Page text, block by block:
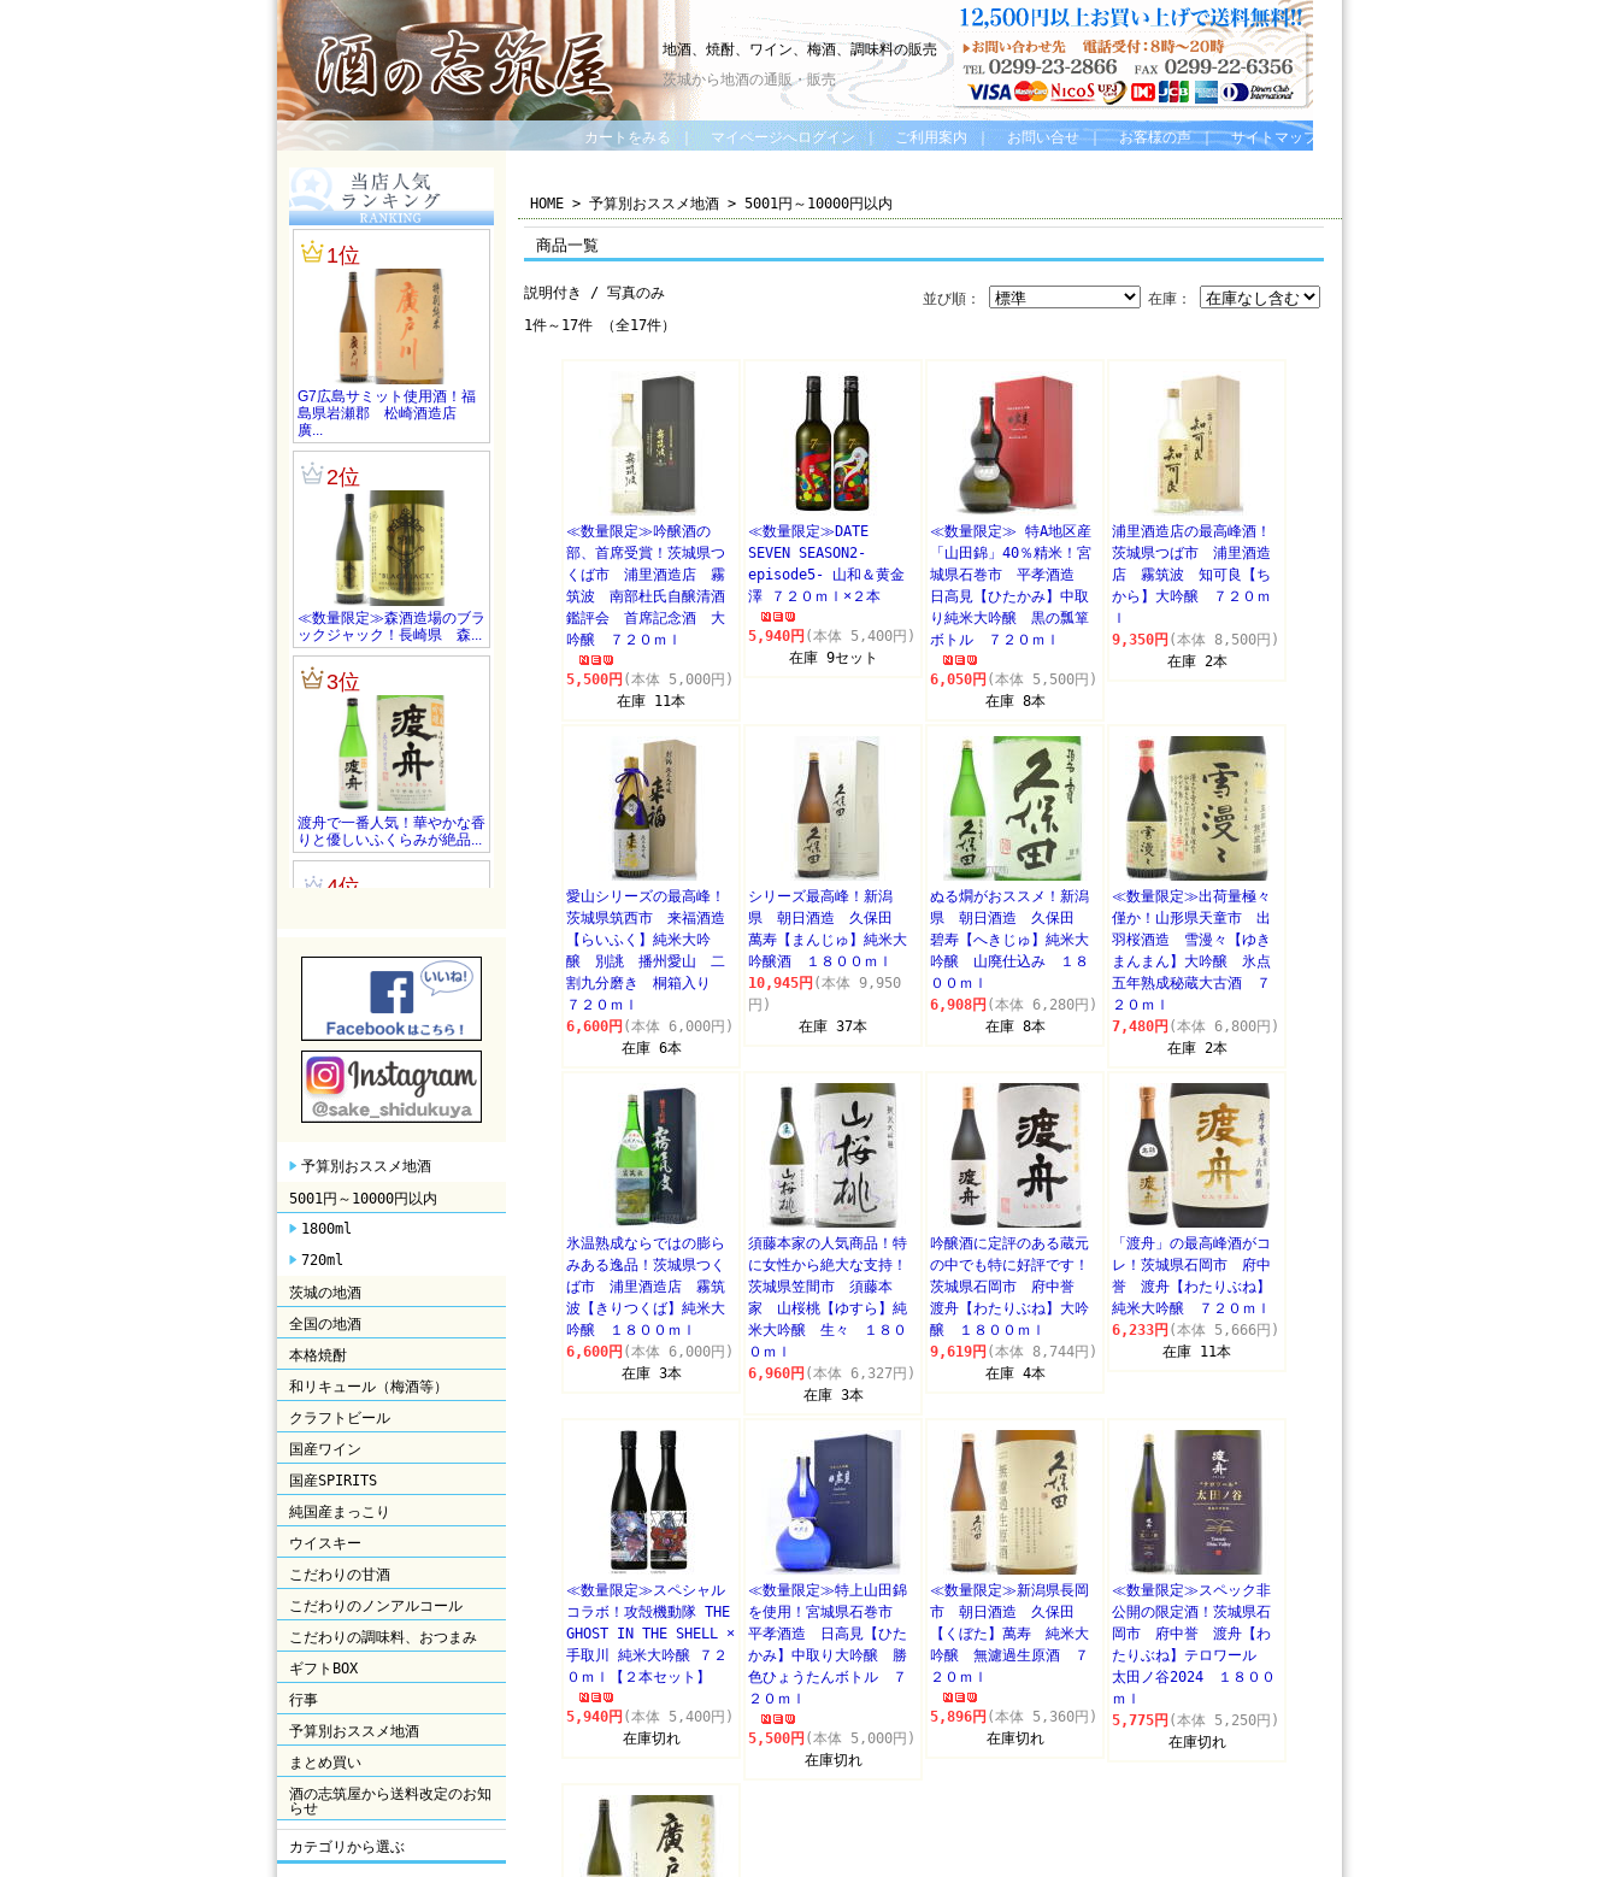
地酒、焼酎、ワイン、梅酒、調味料の販売
茨城から地酒の通販・販売
カートをみる｜ マイページへログイン｜ ご利用案内 ｜ お問い合せ｜ お客様の声｜ サイトマップ
予算別おススメ地酒
5001円～10000円以内
1800ml
720ml
茨城の地酒
全国の地酒
本格焼酎
和リキュール（梅酒等）
クラフトビール
国産ワイン
国産SPIRITS
純国産まっこり
ウイスキー
こだわりの甘酒
こだわりのノンアルコール
こだわりの調味料、おつまみ
ギフトBOX
行事
予算別おススメ地酒
まとめ買い
酒の志筑屋から送料改定のお知
らせ
カテゴリから選ぶ
HOME > 予算別おススメ地酒 > 5001円～10000円以内
商品一覧
在庫：
並び順：
説明付き
/ 写真のみ
1件～17件 （全17件）
≪数量限定≫吟醸酒の
部、首席受賞！茨城県つ
くば市 浦里酒造店 霧
筑波 南部杜氏自醸清酒
鑑評会 首席記念酒 大
吟醸 ７２０ｍｌ
5,500円 (本体 5,000円)
在庫 11本
≪数量限定≫DATE
SEVEN SEASON2-
episode5- 山和＆黄金
澤 ７２０ｍｌ×２本
5,940円 (本体 5,400円)
在庫 9セット
≪数量限定≫ 特A地区産
「山田錦」40％精米！宮
城県石巻市 平孝酒造
日高見【ひたかみ】中取
り純米大吟醸 黒の瓢箪
ボトル ７２０ｍｌ
6,050円 (本体 5,500円)
在庫 8本
浦里酒造店の最高峰酒！
茨城県つば市 浦里酒造
店 霧筑波 知可良【ち
から】大吟醸 ７２０ｍ
ｌ
9,350円 (本体 8,500円)
在庫 2本
愛山シリーズの最高峰！
茨城県筑西市 来福酒造
【らいふく】純米大吟
醸 別誂 播州愛山 二
割九分磨き 桐箱入り
７２０ｍｌ
6,600円 (本体 6,000円)
在庫 6本
シリーズ最高峰！新潟
県 朝日酒造 久保田
萬寿【まんじゅ】純米大
吟醸酒 １８００ｍｌ
10,945円 (本体 9,950
円)
在庫 37本
ぬる燗がおススメ！新潟
県 朝日酒造 久保田
碧寿【へきじゅ】純米大
吟醸 山廃仕込み １８
００ｍｌ
6,908円 (本体 6,280円)
在庫 8本
≪数量限定≫出荷量極々
僅か！山形県天童市 出
羽桜酒造 雪漫々【ゆき
まんまん】大吟醸 氷点
五年熟成秘蔵大古酒 ７
２０ｍｌ
7,480円 (本体 6,800円)
在庫 2本
氷温熟成ならではの膨ら
みある逸品！茨城県つく
ば市 浦里酒造店 霧筑
波【きりつくば】純米大
吟醸 １８００ｍｌ
6,600円 (本体 6,000円)
在庫 3本
須藤本家の人気商品！特
に女性から絶大な支持！
茨城県笠間市 須藤本
家 山桜桃【ゆすら】純
米大吟醸 生々 １８０
０ｍｌ
6,960円 (本体 6,327円)
在庫 3本
吟醸酒に定評のある蔵元
の中でも特に好評です！
茨城県石岡市 府中誉
渡舟【わたりぶね】大吟
醸 １８００ｍｌ
9,619円 (本体 8,744円)
在庫 4本
「渡舟」の最高峰酒がコ
レ！茨城県石岡市 府中
誉 渡舟【わたりぶね】
純米大吟醸 ７２０ｍｌ
6,233円 (本体 5,666円)
在庫 11本
≪数量限定≫スペシャル
コラボ！攻殻機動隊 THE
GHOST IN THE SHELL ×
手取川 純米大吟醸 ７２
０ｍｌ【２本セット】
5,940円 (本体 5,400円)
在庫切れ
≪数量限定≫特上山田錦
を使用！宮城県石巻市
平孝酒造 日高見【ひた
かみ】中取り大吟醸 勝
色ひょうたんボトル ７
２０ｍｌ
5,500円 (本体 5,000円)
在庫切れ
≪数量限定≫新潟県長岡
市 朝日酒造 久保田
【くぼた】萬寿 純米大
吟醸 無濾過生原酒 ７
２０ｍｌ
5,896円 (本体 5,360円)
在庫切れ
≪数量限定≫スペック非
公開の限定酒！茨城県石
岡市 府中誉 渡舟【わ
たりぶね】テロワール
太田ノ谷2024 １８００
ｍｌ
5,775円 (本体 5,250円)
在庫切れ